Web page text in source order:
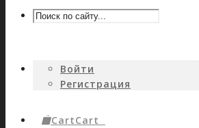
Войти
Регистрация
CartCart